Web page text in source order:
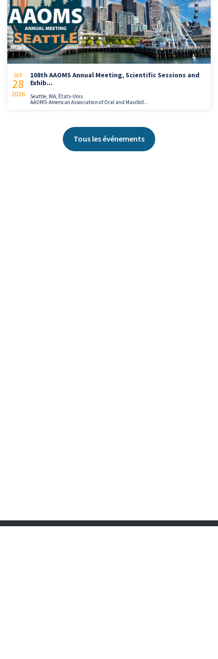
SEP
28
2026
108th AAOMS Annual Meeting, Scientific Sessions and
Exhib...
Seattle, WA, États-Unis
AAOMS-American Association of Oral and Maxillof...
Tous les événements